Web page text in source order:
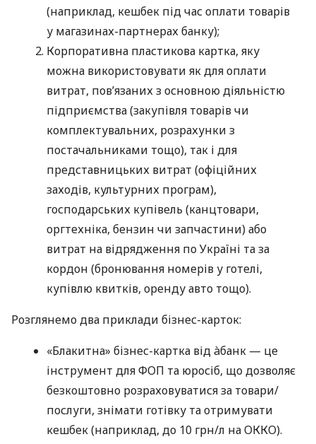
(наприклад, кешбек під час оплати товарів
у магазинах-партнерах банку);
Корпоративна пластикова картка, яку
можна використовувати як для оплати
витрат, пов’язаних з основною діяльністю
підприємства (закупівля товарів чи
комплектувальних, розрахунки з
постачальниками тощо), так і для
представницьких витрат (офіційних
заходів, культурних програм),
господарських купівель (канцтовари,
оргтехніка, бензин чи запчастини) або
витрат на відрядження по Україні та за
кордон (бронювання номерів у готелі,
купівлю квитків, оренду авто тощо).
Розглянемо два приклади бізнес-карток:
«Блакитна» бізнес-картка від àбанк — це
інструмент для ФОП та юросіб, що дозволяє
безкоштовно розраховуватися за товари/
послуги, знімати готівку та отримувати
кешбек (наприклад, до 10 грн/л на ОККО).